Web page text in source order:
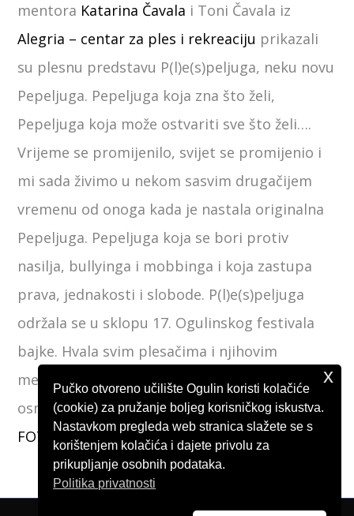
mentora Katarina Čavala i Toni Čavala iz
Alegria – centar za ples i rekreaciju prikazali
su plesnu predstavu P(l)e(s)peljuga, neku novu
Pepeljuga. Pepeljuga koja zna što želi,
Pepeljuga koja može ostvariti sve što želi….
Vrijeme se promijenilo, svijet se promijenio i
mi sada živimo u nekom sasvim drugačijem
vremenu od onoga kada je nastala originalna
Pepeljuga. Pepeljuga koja se bori protiv
nasilja, bullyinga i mobbinga i koja zastupa
prava, jednakosti i slobode. P(l)e(s)peljuga
održala se u sklopu 17. Ogulinskog festivala
bajke. Hvala svim plesačima i njihovim
mentorima na svakom pokretu koji donosi
osmijeh.
FOTO ALBUM
Pučko otvoreno učilište Ogulin koristi kolačiće
(cookie) za pružanje boljeg korisničkog iskustva.
Nastavkom pregleda web stranica slažete se s
korištenjem kolačića i dajete privolu za
prikupljanje osobnih podataka.
Politika privatnosti
x